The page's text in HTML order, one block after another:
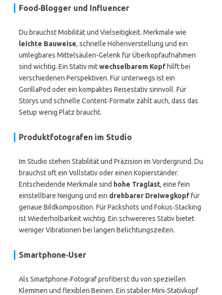
Food‑Blogger und Influencer
Du brauchst Mobilität und Vielseitigkeit. Merkmale wie
leichte Bauweise, schnelle Höhenverstellung und ein
umlegbares Mittelsäulen-Gelenk für Überkopfaufnahmen
sind wichtig. Ein Stativ mitwechselbarem Kopf hilft bei
verschiedenen Perspektiven. Für unterwegs ist ein
GorillaPod oder ein kompaktes Reisestativ sinnvoll. Für
Storys und schnelle Content‑Formate zählt auch, dass das
Setup wenig Platz braucht.
Produktfotografen im Studio
Im Studio stehen Stabilität und Präzision im Vordergrund. Du
brauchst oft ein Vollstativ oder einen Kopierständer.
Entscheidende Merkmale sind hohe Traglast, eine fein
einstellbare Neigung und ein drehbarer Dreiwegkopffür
genaue Bildkomposition. Für Packshots und Fokus‑Stacking
ist Wiederholbarkeit wichtig. Ein schwereres Stativ bietet
weniger Vibrationen bei langen Belichtungszeiten.
Smartphone‑User
Als Smartphone‑Fotograf profitierst du von speziellen
Klemmen und flexiblen Beinen. Ein stabiler Mini‑Stativkopf